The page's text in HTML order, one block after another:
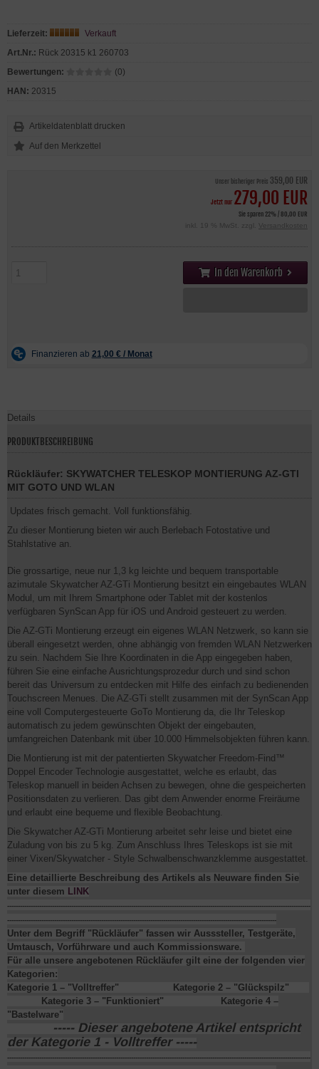
Unser bisheriger Preis 359,00 EUR
Jetzt nur 279,00 EUR
Sie sparen 22% / 80,00 EUR
inkl. 19 % MwSt. zzgl.
Versandkosten
In den Warenkorb
Lieferzeit:
Verkauft
Art.Nr.: Rück 20315 k1 260703
Bewertungen:
(0)
HAN: 20315
Artikeldatenblatt drucken
Details
PRODUKTBESCHREIBUNG
Rückläufer: SKYWATCHER TELESKOP MONTIERUNG AZ-GTI
MIT GOTO UND WLAN
Updates frisch gemacht. Voll funktionsfähig.
Zu dieser Montierung bieten wir auch Berlebach Fotostative und
Stahlstative an.
Die grossartige, neue nur 1,3 kg leichte und bequem transportable
azimutale Skywatcher AZ-GTi Montierung besitzt ein eingebautes WLAN
Modul, um mit Ihrem Smartphone oder Tablet mit der kostenlos
verfügbaren SynScan App für iOS und Android gesteuert zu werden.
Die AZ-GTi Montierung erzeugt ein eigenes WLAN Netzwerk, so kann sie
überall eingesetzt werden, ohne abhängig von fremden WLAN Netzwerken
zu sein. Nachdem Sie Ihre Koordinaten in die App eingegeben haben,
führen Sie eine einfache Ausrichtungsprozedur durch und sind schon
bereit das Universum zu entdecken mit Hilfe des einfach zu bedienenden
Touchscreen Menues. Die AZ-GTi stellt zusammen mit der SynScan App
eine voll Computergesteuerte GoTo Montierung da, die Ihr Teleskop
automatisch zu jedem gewünschten Objekt der eingebauten,
umfangreichen Datenbank mit über 10.000 Himmelsobjekten führen kann.
Die Montierung ist mit der patentierten Skywatcher Freedom-Find™
Doppel Encoder Technologie ausgestattet, welche es erlaubt, das
Teleskop manuell in beiden Achsen zu bewegen, ohne die gespeicherten
Positionsdaten zu verlieren. Das gibt dem Anwender enorme Freiräume
und erlaubt eine bequeme und flexible Beobachtung.
Die Skywatcher AZ-GTi Montierung arbeitet sehr leise und bietet eine
Zuladung von bis zu 5 kg. Zum Anschluss Ihres Teleskops ist sie mit
einer Vixen/Skywatcher - Style Schwalbenschwanzklemme ausgestattet.
Eine detaillierte Beschreibung des Artikels als Neuware finden Sie
unter diesem LINK
----------------------------------------------------------------------------------------------------------------------------------------------
------------------------------------------------------------------------------------------------------------------------------
Unter dem Begriff "Rückläufer" fassen wir Ausssteller, Testgeräte,
Umtausch, Vorführware und auch Kommissionsware.
Für alle unsere angebotenen Rückläufer gilt eine der folgenden vier
Kategorien:
Kategorie 1 – "Volltreffer" Kategorie 2 – "Glückspilz"
Kategorie 3 – "Funktioniert" Kategorie 4 –
"Bastelware"
----- Dieser angebotene Artikel entspricht
der Kategorie 1 - Volltreffer -----
----------------------------------------------------------------------------------------------------------------------------------------------